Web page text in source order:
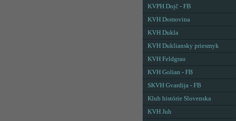
KVPH Dojč - FB
KVH Domovina
KVH Dukla
KVH Dukliansky priesmyk
KVH Feldgrau
KVH Golian - FB
SKVH Gvardija - FB
Klub histórie Slovenska
KVH Juh